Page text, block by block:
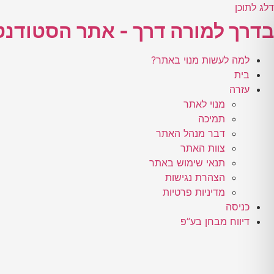
דלג לתוכן
בדרך למורה דרך - אתר
למה לעשות מנוי באתר?
בית
עזרה
מנוי לאתר
תמיכה
דבר מנהל האתר
צוות האתר
תנאי שימוש באתר
הצהרת נגישות
מדיניות פרטיות
כניסה
דיווח מבחן בע”פ